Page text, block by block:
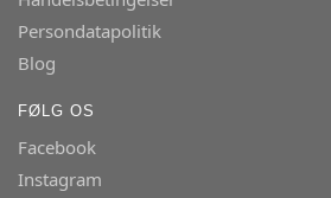
Persondatapolitik
Blog
FØLG OS
Facebook
Instagram